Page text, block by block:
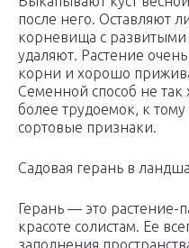
после него. Оставляют
корневища с
удаляют. Растение
корни и хорошо
Семенной способ не
более трудоемок, к
сортовые признаки.
Садовая герань в
Герань — это растение-
красоте солистам. Ее
заполнения